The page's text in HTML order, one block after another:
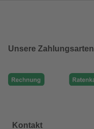
Unsere Zahlungsarten
Kontakt